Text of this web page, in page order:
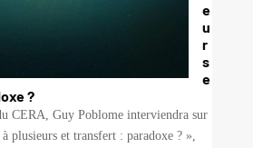
e
u
r
s
e
?
CERA, Guy Poblome interviendra sur
plusieurs et transfert : paradoxe ? »,